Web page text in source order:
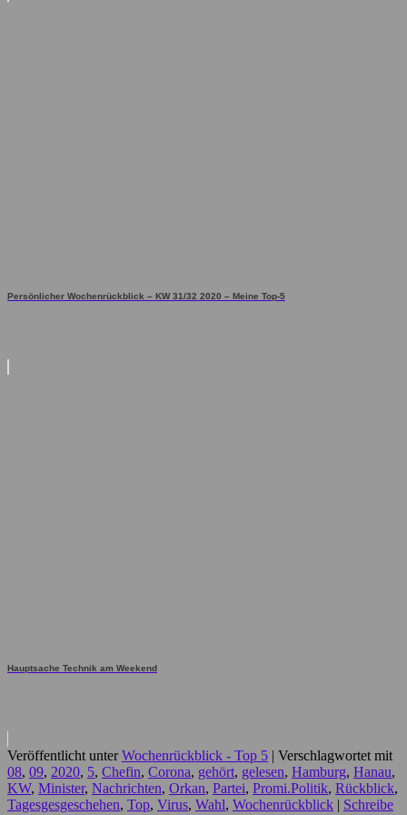
Persönlicher Wochenrückblick – KW 31/32 2020 – Meine Top-5
Hauptsache Technik am Weekend
Veröffentlicht unter Wochenrückblick - Top 5 | Verschlagwortet mit
08, 09, 2020, 5, Chefin, Corona, gehört, gelesen, Hamburg, Hanau,
KW, Minister, Nachrichten, Orkan, Partei, Promi.Politik, Rückblick,
Tagesgesgeschehen, Top, Virus, Wahl, Wochenrückblick | Schreibe